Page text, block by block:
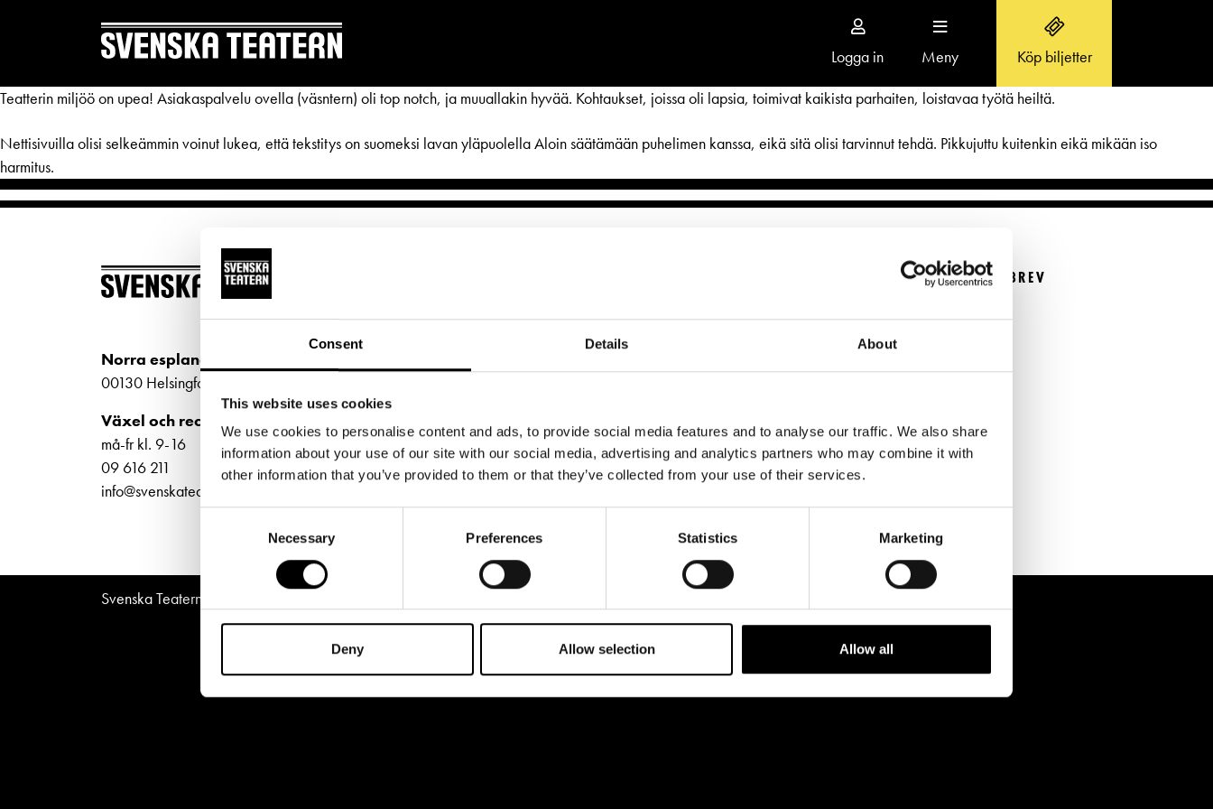
Consent Details About
This website uses cookies
We use cookies to personalise content and ads, to provide social media features and to analyse our traffic. We also share
information about your use of our site with our social media, advertising and analytics partners who may combine it with
other information that you’ve provided to them or that they’ve collected from your use of their services.
Necessary Preferences Statistics Marketing
Deny Allow selection Allow all
Logga in
Toggle
navigation
Meny Köp biljetter
Repertoar
Kalender
Biljetter
Presentkort
Textning
Tillgänglighet
Frågor & svar
Platskarta
Företag
Guidning
Aktuellt
Ensemble
Historia
Press
Jobba hos oss
Svenska Teatern Live
Teatterin miljöö on upea! Asiakaspalvelu ovella (väsntern) oli top notch, ja muuallakin hyvää. Kohtaukset, joissa oli lapsia, toimivat kaikista parhaiten, loistavaa työtä heiltä.
Nettisivuilla olisi selkeämmin voinut lukea, että tekstitys on suomeksi lavan yläpuolella Aloin säätämään puhelimen kanssa, eikä sitä olisi tarvinnut tehdä. Pikkujuttu kuitenkin eikä mikään iso
harmitus.
Norra esplanaden 2
00130 Helsingfors
Växel och reception
må-fr kl. 9-16
09 616 211
info@svenskateatern.fi
Köp biljetter
biljetter@svenskateatern.fi
Biljettkassan öppnar 11.8
ti-fr kl 12-18
Norra esplanaden 2
Frågor & svar
Register- och
dataskyddsbeskrivning
BESTÄLL NYHETSBREV
Beställ nyhetsbrev
FÖLJ OSS
Svenska Teatern © All Rights Reserved 2026